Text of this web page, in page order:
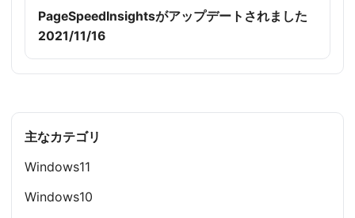
PageSpeedInsightsがアップデートされました
2021/11/16
主なカテゴリ
Windows11
Windows10